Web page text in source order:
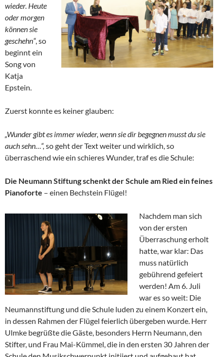
wieder. Heute
oder morgen
können sie
geschehn“, so
beginnt ein
Song von
Katja
Epstein.
Zuerst konnte es keiner glauben:
„Wunder gibt es immer wieder, wenn sie dir begegnen musst du sie
auch sehn…“, so geht der Text weiter und wirklich, so
überraschend wie ein schieres Wunder, traf es die Schule:
Die Neumann Stiftung schenkt der Schule am Ried ein feines
Pianoforte – einen Bechstein Flügel!
Nachdem man sich
von der ersten
Überraschung erholt
hatte, war klar: Das
muss natürlich
gebührend gefeiert
werden! Am 6. Juli
war es so weit: Die
Neumannstiftung und die Schule luden zu einem Konzert ein,
in dessen Rahmen der Flügel feierlich übergeben wurde. Herr
Ulmke begrüßte die Gäste, besonders Herrn Neumann, den
Stifter, und Frau Mai-Kümmel, die in den ersten 30 Jahren der